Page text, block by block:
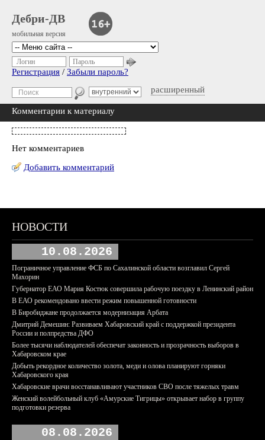
Дебри-ДВ
мобильная версия
расширенный
Логин Пароль
Регистрация / Забыли пароль?
Комментарии к материалу
Нет комментариев
Добавить комментарий
НОВОСТИ
10.08.2026
Пограничное управление ФСБ по Сахалинской области возглавил Сергей
Махорин
Губернатор ЕАО Мария Костюк совершила рабочую поездку в Ленинский район
В ЕАО рекомендовано ввести режим повышенной готовности
В Биробиджане продолжается модернизация Арбата
Дмитрий Демешин: Развиваем Хабаровский край с поддержкой президента
России и полпредства ДФО
Более тысячи наблюдателей обеспечат законность и прозрачность выборов в
Хабаровском крае
Добыть рекордное количество золота, меди и олова планируют горняки
Хабаровского края
Хабаровские врачи восстанавливают участников СВО после тяжелых травм
Женский волейбольный клуб «Амурские Тигрицы» открывает набор в группу
подготовки резерва
08.08.2026